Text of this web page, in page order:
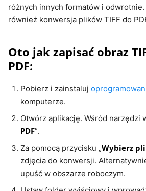
różnych innych formatów i odwrotnie.
również konwersja plików TIFF do
Oto jak zapisać obraz
PDF:
Pobierz i zainstaluj
komputerze.
Otwórz aplikację. Wśród narzędzi
PDF”.
Za pomocą przycisku „Wybierz
zdjęcia do konwersji.
upuść w obszarze roboczym.